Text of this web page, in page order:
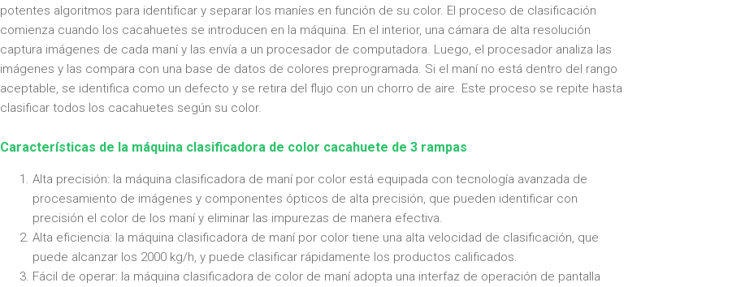
potentes algoritmos para identificar y separar los maníes en función de su color. El proceso de clasificación
comienza cuando los cacahuetes se introducen en la máquina. En el interior, una cámara de alta resolución
captura imágenes de cada maní y las envía a un procesador de computadora. Luego, el procesador analiza las
imágenes y las compara con una base de datos de colores preprogramada. Si el maní no está dentro del rango
aceptable, se identifica como un defecto y se retira del flujo con un chorro de aire. Este proceso se repite hasta
clasificar todos los cacahuetes según su color.
Características de la máquina clasificadora de color cacahuete de 3 rampas
Alta precisión: la máquina clasificadora de maní por color está equipada con tecnología avanzada de
procesamiento de imágenes y componentes ópticos de alta precisión, que pueden identificar con
precisión el color de los maní y eliminar las impurezas de manera efectiva.
Alta eficiencia: la máquina clasificadora de maní por color tiene una alta velocidad de clasificación, que
puede alcanzar los 2000 kg/h, y puede clasificar rápidamente los productos calificados.
Fácil de operar: la máquina clasificadora de color de maní adopta una interfaz de operación de pantalla